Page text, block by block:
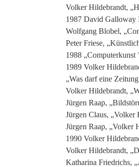
Volker Hildebrandt,
1987 David Galloway
Wolfgang Blobel,
Peter Friese,
1988 „Computerkunst
1989 Volker
„Was darf eine
Volker Hildebrandt,
Jürgen Raap,
Jürgen Claus, „Volker
Jürgen Raap, „Volker
1990 Volker
Volker Hildebrandt,
Katharina Friedrichs,